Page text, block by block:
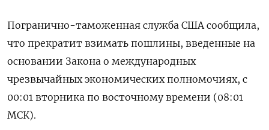
Погранично-​таможенная служба США ​сообщила,
что прекратит взимать ‌пошлины, введенные на
основании Закона о международных
чрезвычайных экономических полномочиях, с
00:​01 вторника по восточному времени (08:01
МСК).